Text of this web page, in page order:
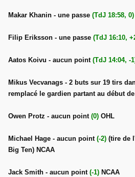
Makar Khanin - une passe (TdJ 18:58, 0)
Filip Eriksson - une passe (TdJ 16:10,
Aatos Koivu - aucun point (TdJ 14:04, -
Mikus Vecvanags - 2 buts sur 19 tirs
remplacé le gardien partant au début
Owen Protz - aucun point (0) OHL
Michael Hage - aucun point (-2) (tire de
Big Ten) NCAA
Jack Smith - aucun point (-1) NCAA